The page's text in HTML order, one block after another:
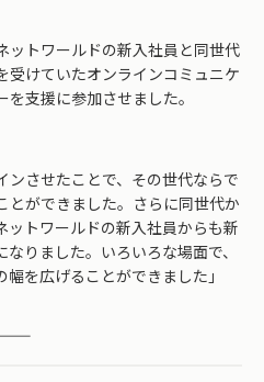
ットワールドの新入社員と同世代
受けていたオンラインコミュニケ
支援に参加させました。
ンさせたことで、その世代ならで
とができました。さらに同世代か
ットワールドの新入社員からも新
りました。いろいろな場面で、
を広げることができました」